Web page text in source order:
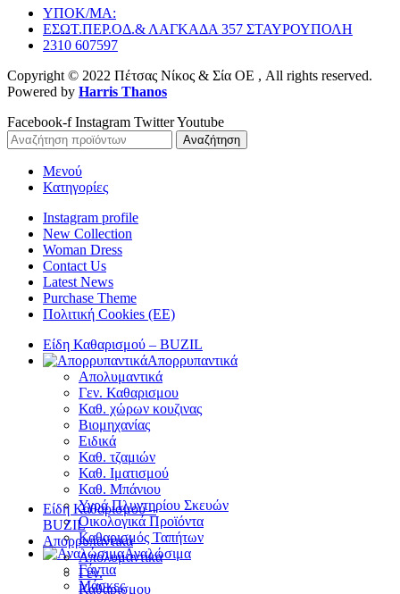
ΥΠΟΚ/ΜΑ:
ΕΣΩΤ.ΠΕΡ.ΟΔ.& ΛΑΓΚΑΔΑ 357 ΣΤΑΥΡΟΥΠΟΛΗ
2310 607597
Copyright © 2022 Πέτσας Νίκος & Σία ΟΕ , All rights reserved.
Powered by Harris Thanos
Facebook-f Instagram TwitterYoutube
Αναζήτηση
Μενού
Κατηγορίες
Instagram profile
New Collection
Woman Dress
Contact Us
Latest News
Purchase Theme
Πολιτική Cookies (ΕΕ)
Είδη Καθαρισμού – BUZIL
Απορρυπαντικά
Απολυμαντικά
Γεν. Καθαρισμου
Καθ. χώρων κουζινας
Βιομηχανίας
Ειδικά
Καθ. τζαμιών
Καθ. Ιματισμού
Καθ. Μπάνιου
Υγρά Πλυντηρίου Σκευών
Οικολογικά Προϊόντα
Καθαρισμός Ταπήτων
Αναλώσιμα
Γάντια
Μάσκες
Είδη Καθαρισμού –
BUZIL
Απορρυπαντικά
Απολυμαντικά
Γεν.
Καθαρισμου